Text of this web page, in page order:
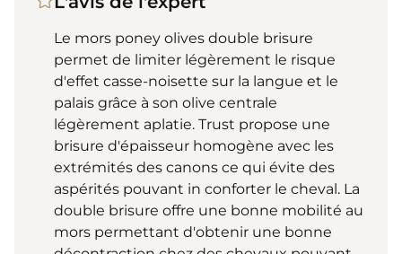
Le mors poney olives double brisure
permet de limiter légèrement le risque
d'effet casse-noisette sur la langue et le
palais grâce à son olive centrale
légèrement aplatie. Trust propose une
brisure d'épaisseur homogène avec les
extrémités des canons ce qui évite des
aspérités pouvant in conforter le cheval. La
double brisure offre une bonne mobilité au
mors permettant d'obtenir une bonne